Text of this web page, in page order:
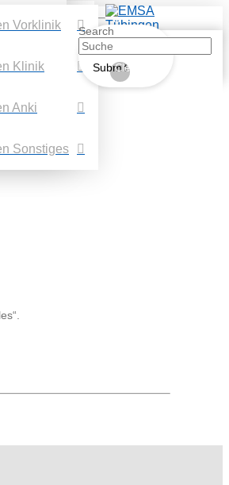
Vorklinik
Klinik
Anki
Sonstiges
Search
Submit
Clear